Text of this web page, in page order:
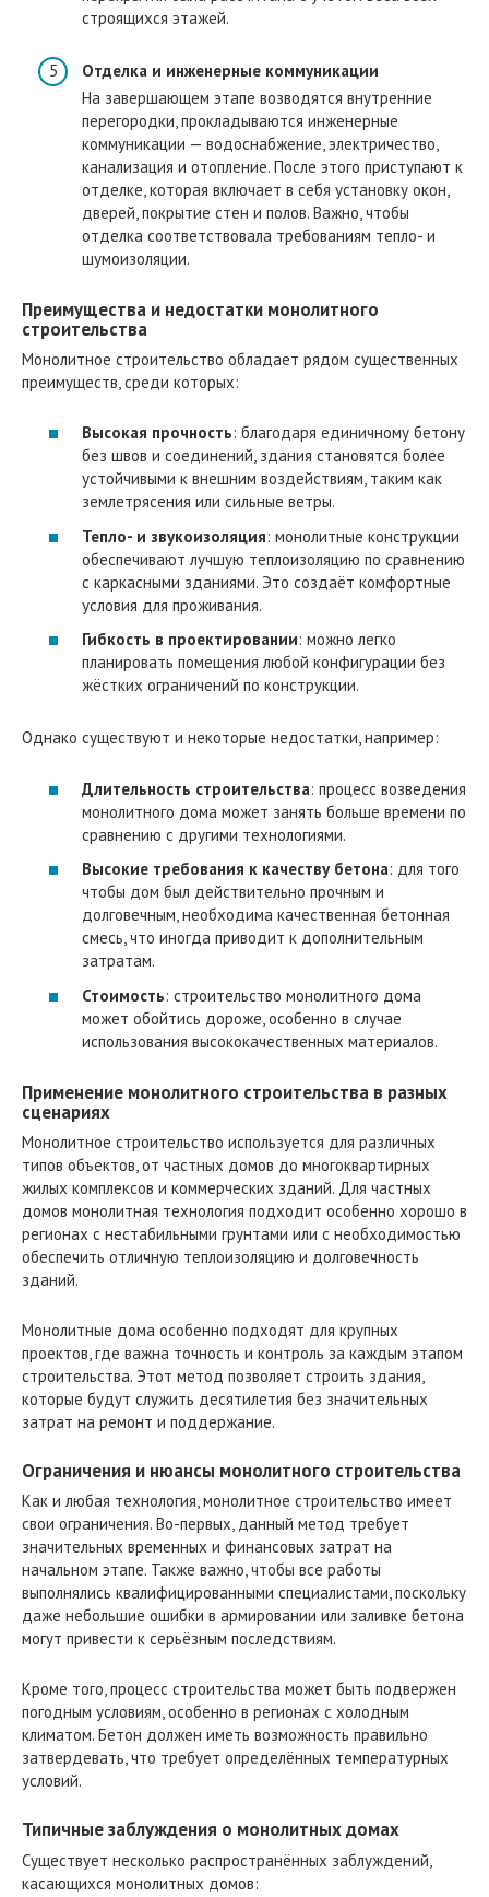
строящихся этажей.
Отделка и инженерные коммуникации
На завершающем этапе возводятся внутренние
перегородки, прокладываются инженерные
коммуникации — водоснабжение, электричество,
канализация и отопление. После этого приступают к
отделке, которая включает в себя установку окон,
дверей, покрытие стен и полов. Важно, чтобы
отделка соответствовала требованиям тепло- и
шумоизоляции.
Преимущества и недостатки монолитного
строительства
Монолитное строительство обладает рядом существенных
преимуществ, среди которых:
Высокая прочность: благодаря единичному бетону
без швов и соединений, здания становятся более
устойчивыми к внешним воздействиям, таким как
землетрясения или сильные ветры.
Тепло- и звукоизоляция: монолитные конструкции
обеспечивают лучшую теплоизоляцию по сравнению
с каркасными зданиями. Это создаёт комфортные
условия для проживания.
Гибкость в проектировании: можно легко
планировать помещения любой конфигурации без
жёстких ограничений по конструкции.
Однако существуют и некоторые недостатки, например:
Длительность строительства: процесс возведения
монолитного дома может занять больше времени по
сравнению с другими технологиями.
Высокие требования к качеству бетона: для того
чтобы дом был действительно прочным и
долговечным, необходима качественная бетонная
смесь, что иногда приводит к дополнительным
затратам.
Стоимость: строительство монолитного дома
может обойтись дороже, особенно в случае
использования высококачественных материалов.
Применение монолитного строительства в разных
сценариях
Монолитное строительство используется для различных
типов объектов, от частных домов до многоквартирных
жилых комплексов и коммерческих зданий. Для частных
домов монолитная технология подходит особенно хорошо в
регионах с нестабильными грунтами или с необходимостью
обеспечить отличную теплоизоляцию и долговечность
зданий.
Монолитные дома особенно подходят для крупных
проектов, где важна точность и контроль за каждым этапом
строительства. Этот метод позволяет строить здания,
которые будут служить десятилетия без значительных
затрат на ремонт и поддержание.
Ограничения и нюансы монолитного строительства
Как и любая технология, монолитное строительство имеет
свои ограничения. Во-первых, данный метод требует
значительных временных и финансовых затрат на
начальном этапе. Также важно, чтобы все работы
выполнялись квалифицированными специалистами, поскольку
даже небольшие ошибки в армировании или заливке бетона
могут привести к серьёзным последствиям.
Кроме того, процесс строительства может быть подвержен
погодным условиям, особенно в регионах с холодным
климатом. Бетон должен иметь возможность правильно
затвердевать, что требует определённых температурных
условий.
Типичные заблуждения о монолитных домах
Существует несколько распространённых заблуждений,
касающихся монолитных домов: